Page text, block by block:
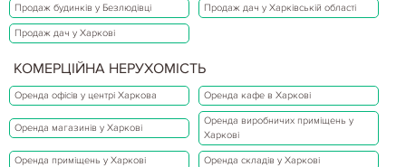
Продаж будинків у Безлюдівці Продаж дач у Харківській області
Продаж дач у Харкові
КОМЕРЦІЙНА НЕРУХОМІСТЬ
Оренда офісів у центрі Харкова Оренда кафе в Харкові
Оренда магазинів у Харкові
Оренда виробничих приміщень у
Харкові
Оренда приміщень у Харкові Оренда складів у Харкові